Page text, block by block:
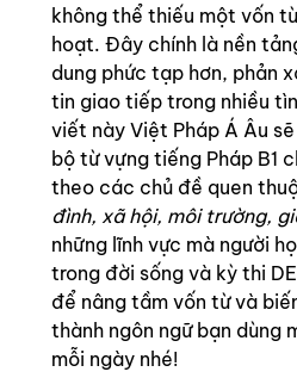
không thể thiếu một vốn
hoạt. Đây chính là nền
dung phức tạp hơn, phản
tin giao tiếp trong nhiều
viết này Việt Pháp Á Âu
bộ từ vựng tiếng Pháp B1
theo các chủ đề quen
đình, xã hội, môi trường,
những lĩnh vực mà người
trong đời sống và kỳ thi
để nâng tầm vốn từ và
thành ngôn ngữ bạn dùng
mỗi ngày nhé!